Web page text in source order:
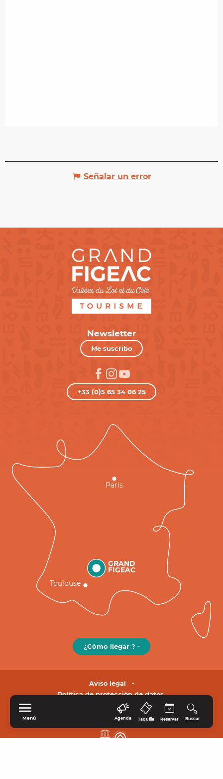
Menú Agenda Taquilla Reservar Buscar
Señalar un error
Newsletter
Me suscribo
+33 (0)5 65 34 06 25
GRAND
FIGEAC
Toulouse
Paris
¿Cómo llegar ? -
Aviso legal
Política de protección de datos.